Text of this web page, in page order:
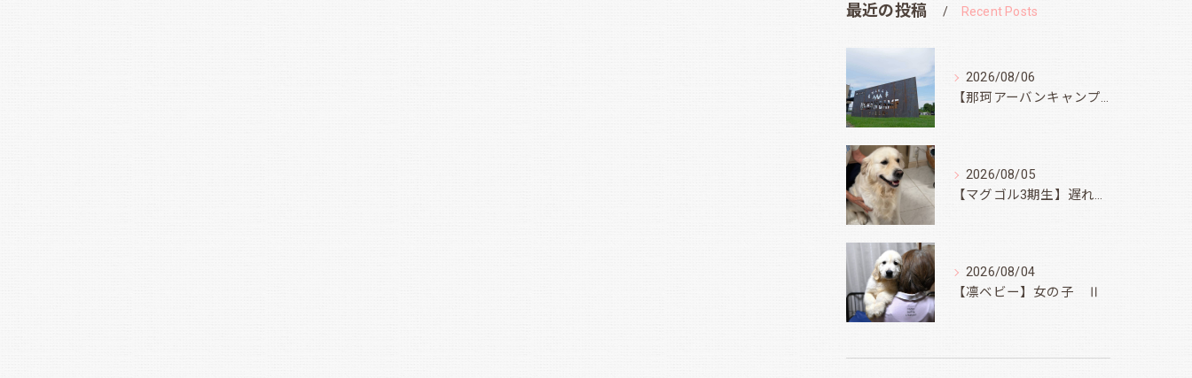
最近の投稿 Recent Posts
2026/08/06
【那珂アーバンキャンプフィールド】
2026/08/05
【マグゴル3期生】遅ればせながら
2026/08/04
【凛ベビー】女の子 Ⅱ